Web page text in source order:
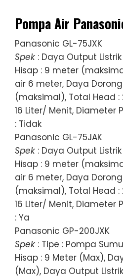
Pompa Air
Panasonic GL-75JXK
Spek : Daya Output
Hisap : 9 meter
air 6 meter, Daya
(maksimal), Total Head :
16 Liter/ Menit, Diameter
: Tidak
Panasonic GL-75JAK
Spek : Daya Output
Hisap : 9 meter
air 6 meter, Daya
(maksimal), Total Head :
16 Liter/ Menit, Diameter
: Ya
Panasonic GP-200JXK
Spek : Tipe : Pompa
Hisap : 9 Meter (Max),
(Max), Daya Output